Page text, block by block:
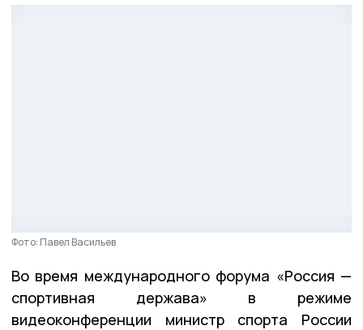
Фото: Павел Васильев
Во время международного форума «Россия —
спортивная держава» в режиме
видеоконференции министр спорта России